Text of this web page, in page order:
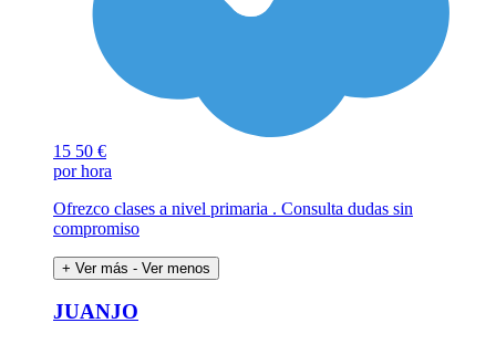
15 50 €
por hora
Ofrezco clases a nivel primaria . Consulta dudas sin
compromiso
+ Ver más - Ver menos
JUANJO